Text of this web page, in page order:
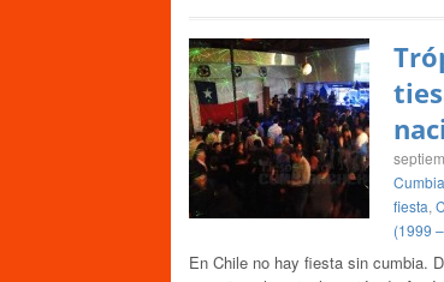
fiesta,
(1999
En Chile no hay fiesta sin cumbia.